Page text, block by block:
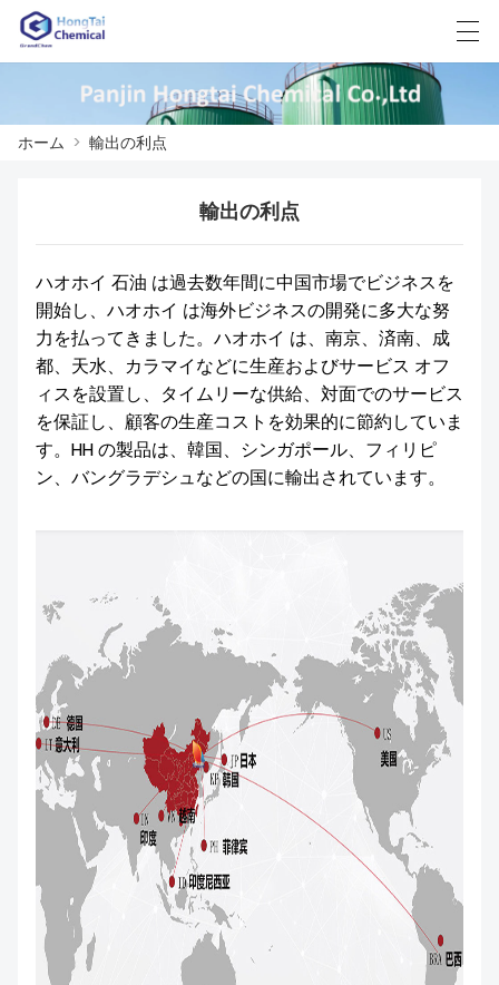
ニュース
ケース
工場展示
我々に連絡し
العربية 中文 English 日本語 한국어
ホーム > 輸出の利点
輸出の利点
ハオホイ 石油 は過去数年間に中国市場でビジネスを
開始し、ハオホイ は海外ビジネスの開発に多大な努
力を払ってきました。ハオホイ は、南京、済南、成
都、天水、カラマイなどに生産およびサービス オフ
ィスを設置し、タイムリーな供給、対面でのサービス
を保証し、顧客の生産コストを効果的に節約していま
す。HH の製品は、韓国、シンガポール、フィリピ
ン、バングラデシュなどの国に輸出されています。